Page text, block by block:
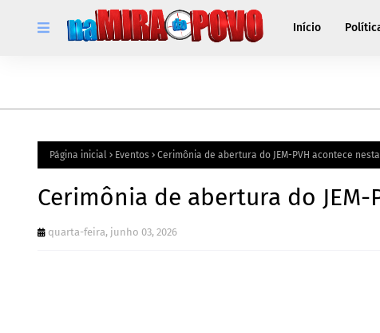
Início
Página inicial Eventos Cerimônia de abertura do JEM-PVH acontece
Cerimônia de abertura do
quarta-feira, junho 03, 2026